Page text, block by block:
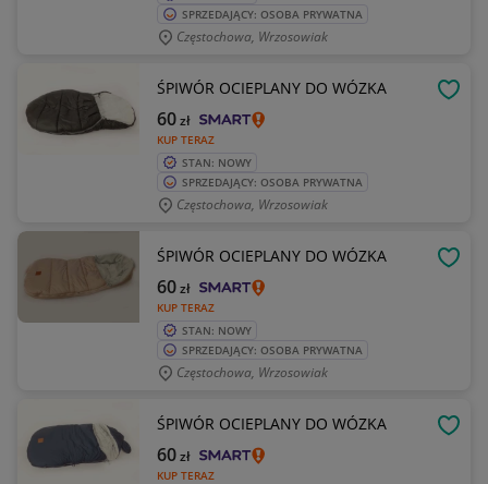
SPRZEDAJĄCY: OSOBA PRYWATNA
Częstochowa, Wrzosowiak
ŚPIWÓR OCIEPLANY DO WÓZKA
KUP TERAZ
60zł
STAN: NOWY
SPRZEDAJĄCY: OSOBA PRYWATNA
Częstochowa, Wrzosowiak
ŚPIWÓR OCIEPLANY DO WÓZKA
KUP TERAZ
60zł
STAN: NOWY
SPRZEDAJĄCY: OSOBA PRYWATNA
Częstochowa, Wrzosowiak
ŚPIWÓR OCIEPLANY DO WÓZKA
KUP TERAZ
60zł